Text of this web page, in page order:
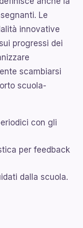
Le
innovative
progressi dei
scambiarsi
scuola-
con gli
per feedback
dalla scuola.